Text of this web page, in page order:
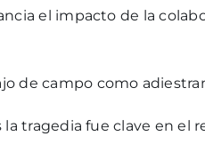
el impacto de la
de campo como
tragedia fue clave en el